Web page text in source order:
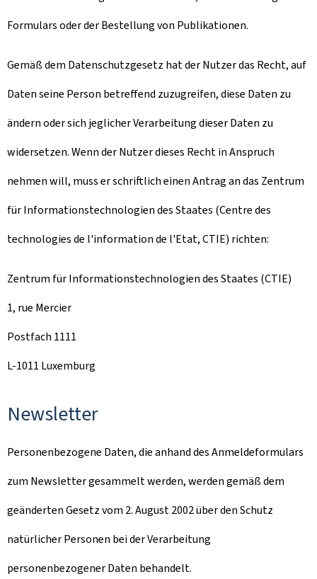
Formulars oder der Bestellung von Publikationen.
Gemäß dem Datenschutzgesetz hat der Nutzer das Recht, auf
Daten seine Person betreffend zuzugreifen, diese Daten zu
ändern oder sich jeglicher Verarbeitung dieser Daten zu
widersetzen. Wenn der Nutzer dieses Recht in Anspruch
nehmen will, muss er schriftlich einen Antrag an das Zentrum
für Informationstechnologien des Staates (Centre des
technologies de l'information de l'Etat, CTIE) richten:
Zentrum für Informationstechnologien des Staates (CTIE)
1, rue Mercier
Postfach 1111
L-1011 Luxemburg
Newsletter
Personenbezogene Daten, die anhand des Anmeldeformulars
zum Newsletter gesammelt werden, werden gemäß dem
geänderten Gesetz vom 2. August 2002 über den Schutz
natürlicher Personen bei der Verarbeitung
personenbezogener Daten behandelt.